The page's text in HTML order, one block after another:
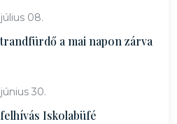
08.
a mai napon zárva
30.
Iskolabüfé